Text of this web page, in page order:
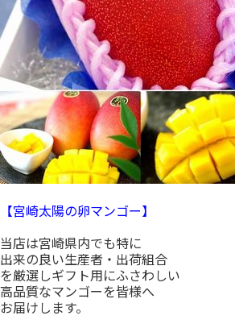
【宮崎太陽の卵マンゴー】
当店は宮崎県内でも特に
出来の良い生産者・出荷組合
を厳選しギフト用にふさわしい
高品質なマンゴーを皆様へ
お届けします。